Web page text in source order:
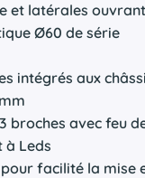
et latérales
Ø60 de série
intégrés aux
broches avec feu
à Leds
facilité la